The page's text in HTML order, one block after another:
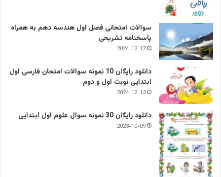
سوالات امتحانی فصل اول هندسه دهم به همراه
پاسخنامه تشریحی
2024-12-17
دانلود رایگان 10 نمونه سوالات امتحان فارسی اول
ابتدایی نوبت اول و دوم
2024-12-13
دانلود رایگان 30 نمونه سوال علوم اول ابتدایی
2023-10-09